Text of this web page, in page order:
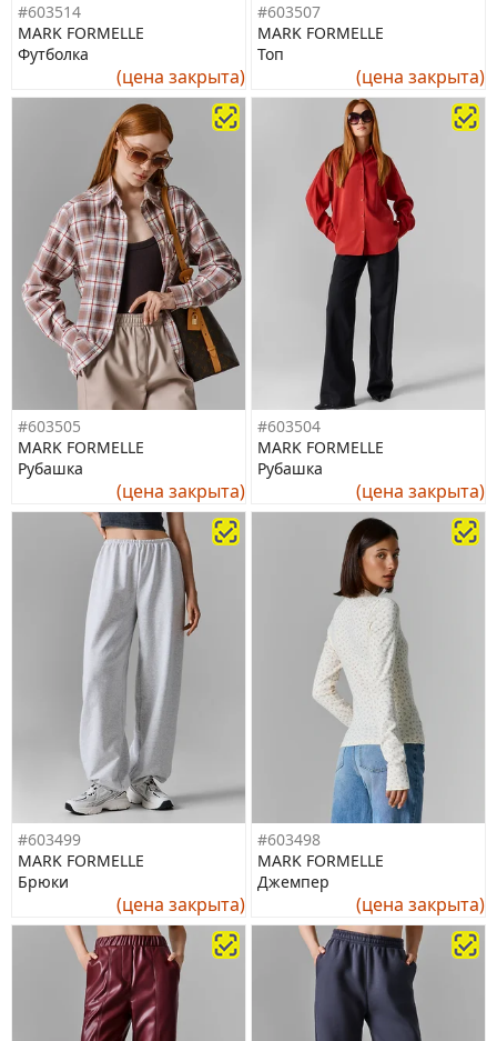
#603514
MARK FORMELLE
Футболка
(цена закрыта)
#603507
MARK FORMELLE
Топ
(цена закрыта)
#603505
MARK FORMELLE
Рубашка
(цена закрыта)
#603504
MARK FORMELLE
Рубашка
(цена закрыта)
#603499
MARK FORMELLE
Брюки
(цена закрыта)
#603498
MARK FORMELLE
Джемпер
(цена закрыта)